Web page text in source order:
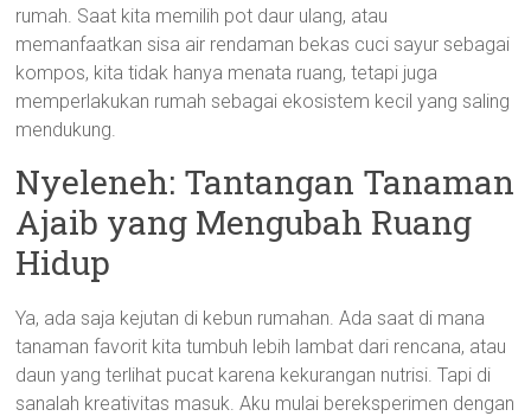
rumah. Saat kita memilih pot daur ulang, atau
memanfaatkan sisa air rendaman bekas cuci sayur sebagai
kompos, kita tidak hanya menata ruang, tetapi juga
memperlakukan rumah sebagai ekosistem kecil yang saling
mendukung.
Nyeleneh: Tantangan Tanaman
Ajaib yang Mengubah Ruang
Hidup
Ya, ada saja kejutan di kebun rumahan. Ada saat di mana
tanaman favorit kita tumbuh lebih lambat dari rencana, atau
daun yang terlihat pucat karena kekurangan nutrisi. Tapi di
sanalah kreativitas masuk. Aku mulai bereksperimen dengan